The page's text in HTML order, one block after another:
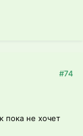
#74
пока не хочет